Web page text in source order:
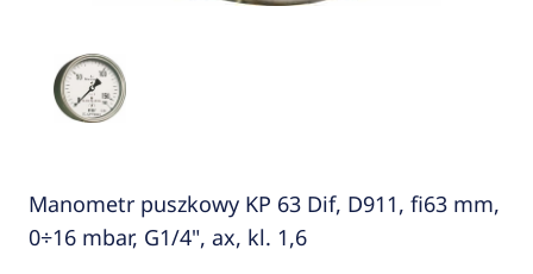
Manometr puszkowy KP 63 Dif, D911, fi63 mm,
0÷16 mbar, G1/4", ax, kl. 1,6